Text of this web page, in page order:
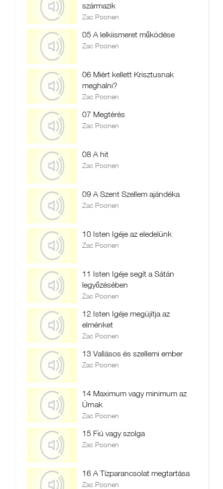
származik
Zac Poonen
05 A lelkiismeret működése
Zac Poonen
06 Miért kellett Krisztusnak
meghalni?
Zac Poonen
07 Megtérés
Zac Poonen
08 A hit
Zac Poonen
09 A Szent Szellem ajándéka
Zac Poonen
10 Isten Igéje az eledelünk
Zac Poonen
11 Isten Igéje segít a Sátán
legyőzésében
Zac Poonen
12 Isten Igéje megújítja az
elménket
Zac Poonen
13 Vallásos és szellemi ember
Zac Poonen
14 Maximum vagy minimum az
Úrnak
Zac Poonen
15 Fiú vagy szolga
Zac Poonen
16 A Tízparancsolat megtartása
Zac Poonen